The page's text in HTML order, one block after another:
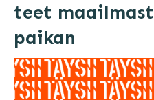
teet
paikan